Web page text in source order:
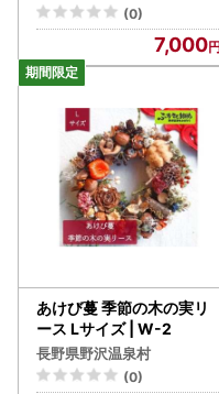
(0)
7,000
あけび蔓 季節の木の実リ
ース Lサイズ | W-2
長野県野沢温泉村
(0)